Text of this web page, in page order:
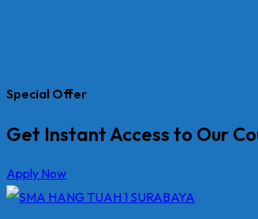
Special Offer
Get Instant Access to Our
Apply Now